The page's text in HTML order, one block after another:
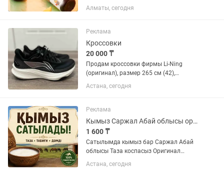
Казахстану. Детский сироп с
прополисом Усиливает иммунитет,
улучшает память.
Алматы, сегодня
Реклама
Кроссовки
20 000 ₸
Продам кроссовки фирмы Li-Ning
(оригинал), размер 265 см (42),
состояние - новые, ношены всего 3
раза. Продаю по причине широкой
Астана, сегодня
Реклама
Кымыз Саржал Абай облысы оригинал
1 600 ₸
Сатылымда кымыз бар Саржал Абай
облысы Таза коспасыз Оригинал
Келып дамин коруге болады 24/7
Доставка бар
Астана, сегодня